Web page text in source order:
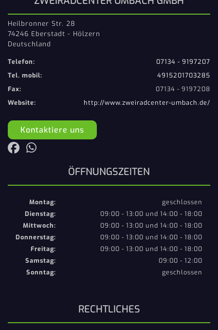
Heilbronner Str. 28
74246 Eberstadt - Hölzern
Deutschland
Telefon:
07134 - 9197207
Tel. mobil:
4915201703285
Fax:
07134 - 9197208
Website:
http://www.zweiradcenter-umbach.de/
Kontaktiere uns
ÖFFNUNGSZEITEN
Montag:
geschlossen
Dienstag:
09:00 - 13:00 und 14:00 - 18:00
Mittwoch:
09:00 - 13:00 und 14:00 - 18:00
Donnerstag:
09:00 - 13:00 und 14:00 - 18:00
Freitag:
09:00 - 13:00 und 14:00 - 18:00
Samstag:
09:00 - 12:00
Sonntag:
geschlossen
RECHTLICHES